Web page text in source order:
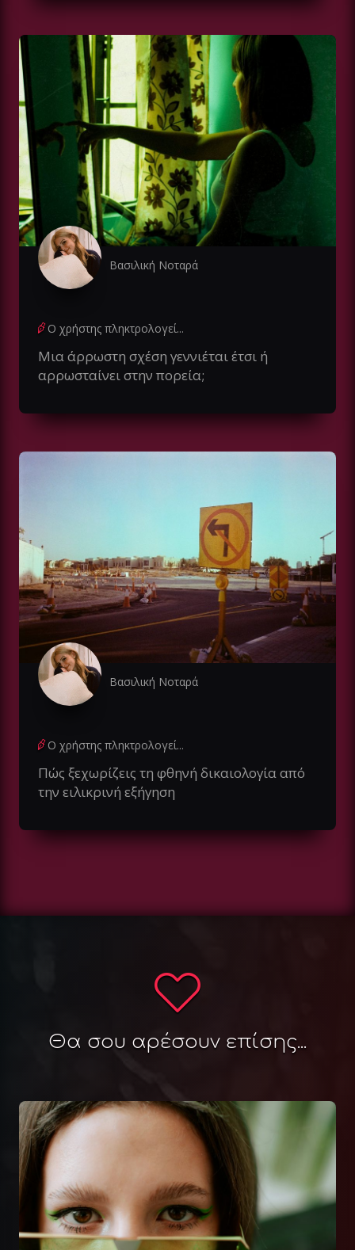
Βασιλική Νοταρά
Ο χρήστης πληκτρολογεί...
Μια άρρωστη σχέση γεννιέται έτσι ή
αρρωσταίνει στην πορεία;
Βασιλική Νοταρά
Ο χρήστης πληκτρολογεί...
Πώς ξεχωρίζεις τη φθηνή δικαιολογία από
την ειλικρινή εξήγηση
Θα σου αρέσουν επίσης...